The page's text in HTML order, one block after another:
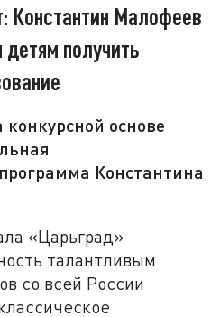
Константин Малофеев
получить
основе
Константина
«Царьград»
талантливым
со всей России